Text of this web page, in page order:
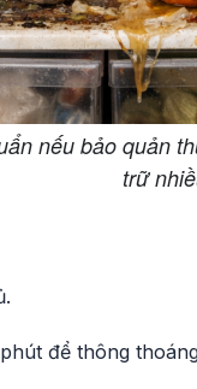
nếu bảo quản
trữ
để thông